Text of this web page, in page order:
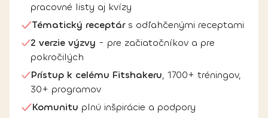
pracovné listy aj kvízy
Tématický receptárs odľahčenými receptami
2 verzie výzvy - pre začiatočníkov a pre
pokročilých
Prístup k celému Fitshakeru, 1700+ tréningov,
30+ programov
Komunitu plnú inšpirácie a podpory